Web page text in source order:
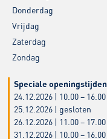
Donderdag
Vrijdag
Zaterdag
Zondag
Speciale openingstijden
24.12.2026 | 10.00 – 16.00
25.12.2026 | gesloten
26.12.2026 | 11.00 – 17.00
31.12.2026 | 10.00 – 16.00